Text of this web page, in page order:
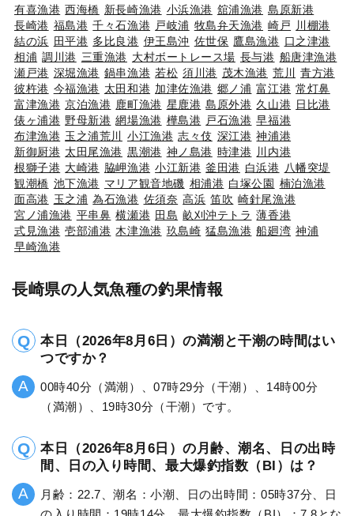
有喜漁港 西海橋 新長崎漁港 小浜漁港 舘浦漁港 島原新港
長崎港 福島港 千々石漁港 戸岐浦 牧島弁天漁港 崎戸
川棚港
結の浜 田平港 多比良港 伊王島沖 佐世保 鷹島漁港 口之津港
相浦 調川港 三重漁港 大村ボートレース場 長与港 船唐津漁港
瀬戸港 深堀漁港 鍋串漁港 若松 須川港 茂木漁港 荒川 青方港
彼杵港 今福漁港 太田和港 加津佐漁港 郷ノ浦 富江港 常灯鼻
富津漁港 京泊漁港 鹿町漁港 星鹿港 島原外港 久山港 日比港
俵ヶ浦港 野母新港 網場漁港 樺島港 戸石漁港 早福港
布津漁港 玉之浦荒川 小江漁港 志々伎 深江港 神浦港
新御厨港 太田尾漁港 黒潮港 神ノ島港 時津港 川内港
根獅子港 大崎港 脇岬漁港 小江新港 釜田港 白浜港 八幡突堤
観潮橋 池下漁港 マリア観音地磯 相浦港 白塚公園 楠泊漁港
面高港 玉之浦 為石漁港 佐須奈 高浜 笛吹 崎針尾漁港
宮ノ浦漁港 平串鼻 横瀬港 田島 畝刈沖テトラ 薄香港
式見漁港 壱部浦港 木津漁港 玖島崎 猛島漁港 船廻湾 神浦
早崎漁港
長崎県の人気魚種の釣果情報
本日（2026年8月6日）の満潮と干潮の時間はい
つですか？
00時40分（満潮）、07時29分（干潮）、14時00分
（満潮）、19時30分（干潮）です。
本日（2026年8月6日）の月齢、潮名、日の出時
間、日の入り時間、最大爆釣指数（BI）は？
月齢：22.7、潮名：小潮、日の出時間：05時37分、日